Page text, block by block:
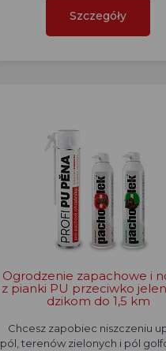
Szczegóły
Ogrodzenie zapachowe i
z pianki PU przeciwko
dzikom do 1,5 km
Chcesz zapobiec niszczeniu
pól, terenów zielonych i pól